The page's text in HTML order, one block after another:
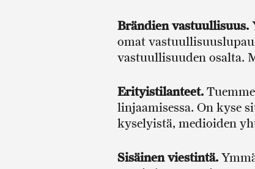
Brändien vastuullisuus.
omat
vastuullisuuden osalta.
Erityistilanteet.
linjaamisessa. On kyse
kyselyistä, medioiden
Sisäinen viestintä.